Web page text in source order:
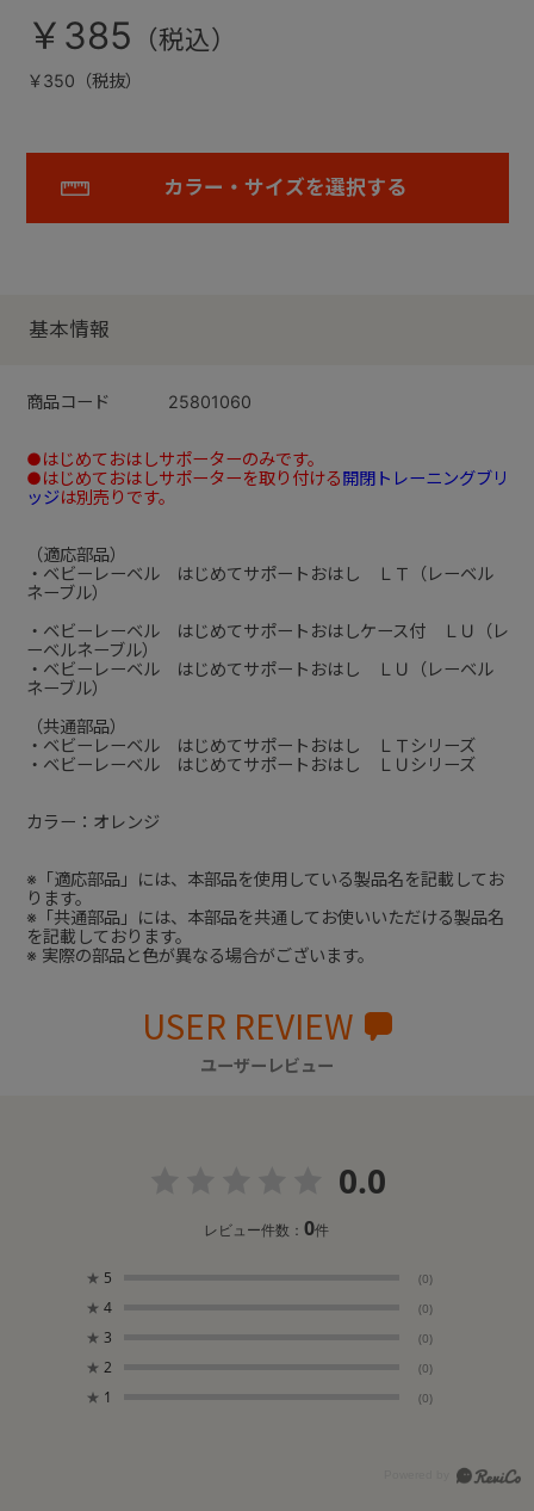
￥385
￥350（税抜）
カラー・サイズを選択する
基本情報
商品コード 25801060
●はじめておはしサポーターのみです。
●はじめておはしサポーターを取り付ける開閉トレーニングブリ
ッジは別売りです。
（適応部品）
・ベビーレーベル はじめてサポートおはし ＬＴ（レーベル
ネーブル）
・ベビーレーベル はじめてサポートおはしケース付 ＬＵ（レ
ーベルネーブル）
・ベビーレーベル はじめてサポートおはし ＬＵ（レーベル
ネーブル）
（共通部品）
・ベビーレーベル はじめてサポートおはし ＬＴシリーズ
・ベビーレーベル はじめてサポートおはし ＬＵシリーズ
カラー：オレンジ
※「適応部品」には、本部品を使用している製品名を記載してお
ります。
※「共通部品」には、本部品を共通してお使いいただける製品名
を記載しております。
※ 実際の部品と色が異なる場合がございます。
USER REVIEW
ユーザーレビュー
0.0
レビュー件数：0件
★ 5 (0)
★ 4 (0)
★ 3 (0)
★ 2 (0)
★ 1 (0)